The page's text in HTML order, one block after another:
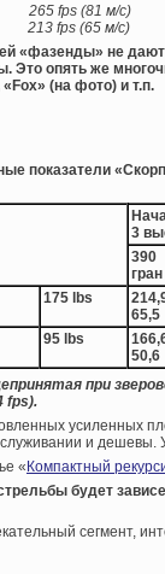
fps (81 м/с)
fps (65 м/с)
«фазенды» не дают
Это опять же
(на фото) и т.п.
показатели
3
390
гран
175 lbs
65,5
95 lbs
50,6
при
fps).
усиленных
и
«Компактный
будет
сегмент,